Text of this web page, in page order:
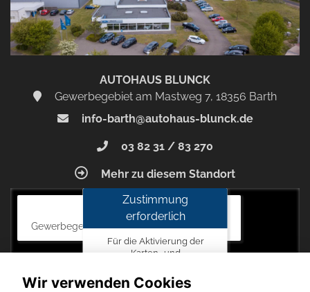
aktivieren
AUTOHAUS BLUNCK
Gewerbegebiet am Mastweg 7, 18356 Barth
info-barth@autohaus-blunck.de
03 82 31 / 83 270
Mehr zu diesem Standort
Autohaus Blunck
Gewerbegebiet am Mastweg 7, 18356 Barth
Zustimmung
erforderlich
Für die Aktivierung der
Karten- und
Zustimmung zu den
Datenschutzrichtlinien vom
Wir verwenden Cookies